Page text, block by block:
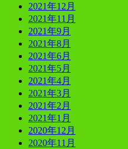
2021年12月
2021年11月
2021年9月
2021年8月
2021年6月
2021年5月
2021年4月
2021年3月
2021年2月
2021年1月
2020年12月
2020年11月